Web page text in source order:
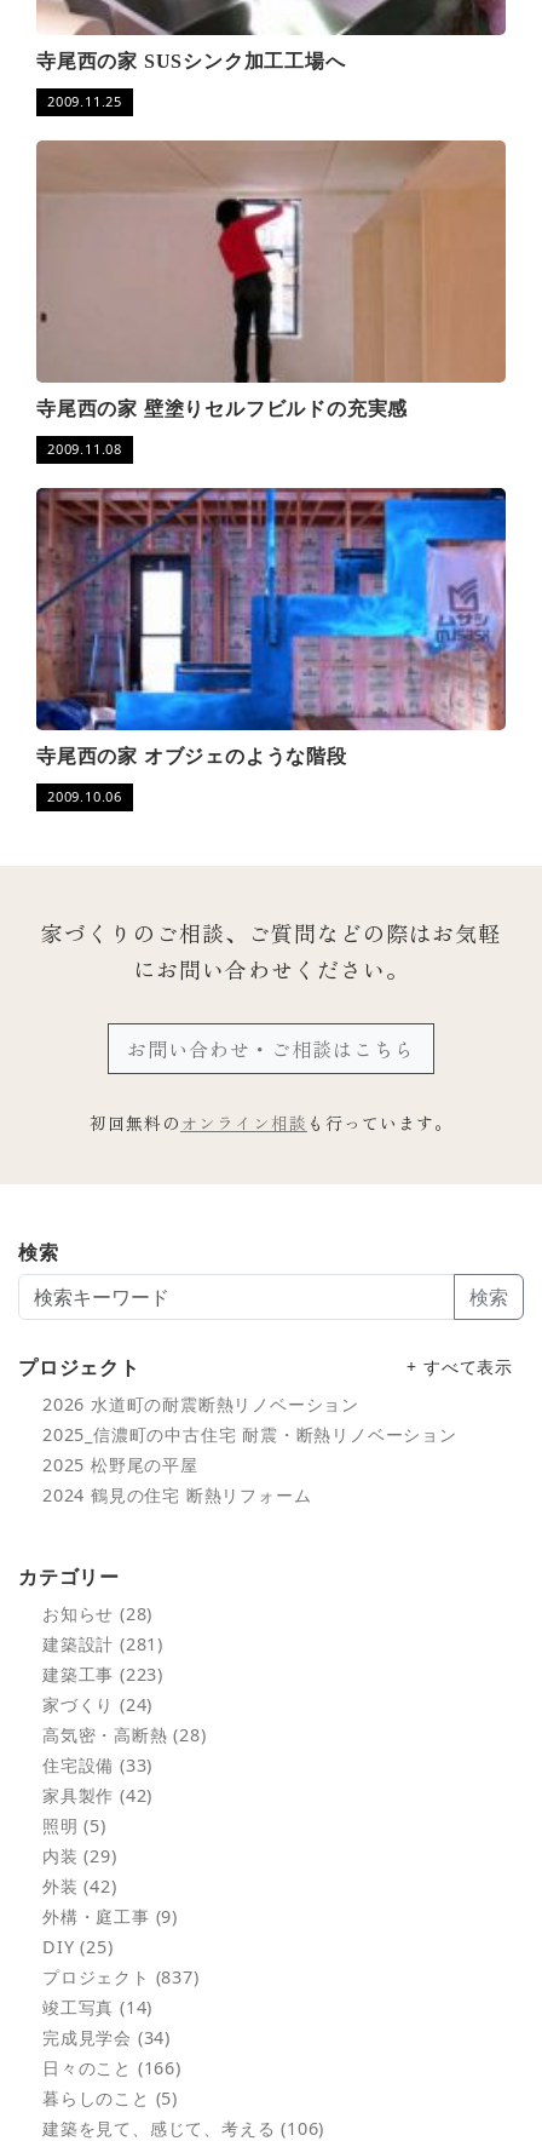
寺尾西の家 SUSシンク加工工場へ
2009.11.25
寺尾西の家 壁塗りセルフビルドの充実感
2009.11.08
寺尾西の家 オブジェのような階段
2009.10.06
家づくりのご相談、ご質問などの際はお気軽
にお問い合わせください。
お問い合わせ・ご相談はこちら
初回無料の オンライン相談 も行っています。
検索
検索
プロジェクト
+ すべて表示
2026 水道町の耐震断熱リノベーション
2025_信濃町の中古住宅 耐震・断熱リノベーション
2025 松野尾の平屋
2024 鶴見の住宅 断熱リフォーム
カテゴリー
お知らせ (28)
建築設計 (281)
建築工事 (223)
家づくり (24)
高気密・高断熱 (28)
住宅設備 (33)
家具製作 (42)
照明 (5)
内装 (29)
外装 (42)
外構・庭工事 (9)
DIY (25)
プロジェクト (837)
竣工写真 (14)
完成見学会 (34)
日々のこと (166)
暮らしのこと (5)
建築を見て、感じて、考える (106)